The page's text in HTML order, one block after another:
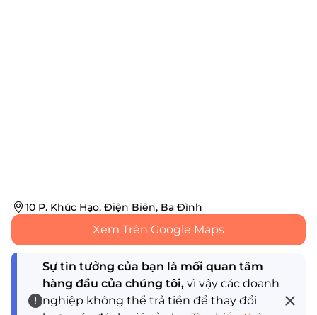
10 P. Khúc Hạo, Điện Biên, Ba Đình
Xem Trên Google Maps
Sự tin tưởng của bạn là mối quan tâm
hàng đầu của chúng tôi, vì vậy các doanh
nghiệp không thể trả tiền để thay đổi